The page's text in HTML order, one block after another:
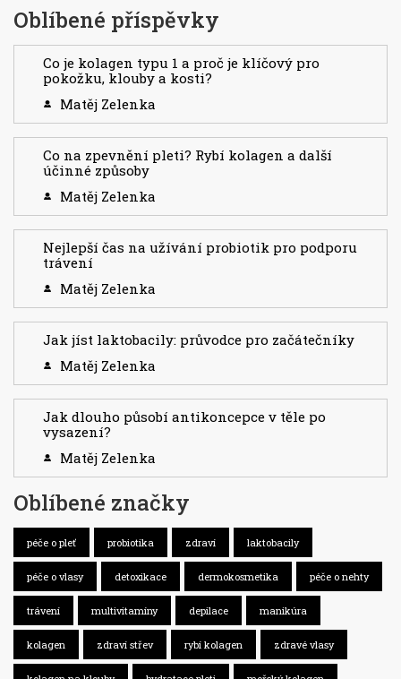
Oblíbené příspěvky
Co je kolagen typu 1 a proč je klíčový pro
pokožku, klouby a kosti?
Matěj Zelenka
Co na zpevnění pleti? Rybí kolagen a další
účinné způsoby
Matěj Zelenka
Nejlepší čas na užívání probiotik pro podporu
trávení
Matěj Zelenka
Jak jíst laktobacily: průvodce pro začátečníky
Matěj Zelenka
Jak dlouho působí antikoncepce v těle po
vysazení?
Matěj Zelenka
Oblíbené značky
péče o pleť probiotika zdraví laktobacily
péče o vlasy detoxikace dermokosmetika péče o nehty
trávení multivitamíny depilace manikúra
kolagen zdraví střev rybí kolagen zdravé vlasy